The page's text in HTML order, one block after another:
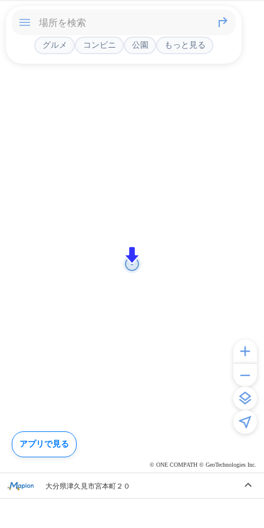
© ONE COMPATH © GeoTechnologies Inc.
グルメ コンビニ 公園 もっと見る
大分県津久見市宮本町２０
アプリで見る